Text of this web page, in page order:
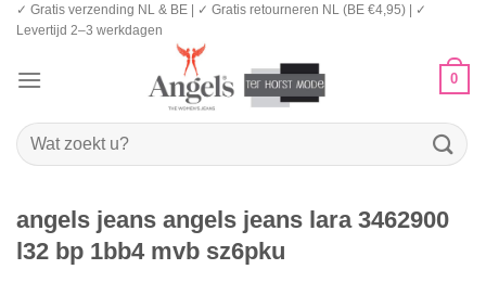
Ga
naar
✓ Gratis verzending NL & BE | ✓ Gratis retourneren NL (BE €4,95) | ✓
Levertijd 2–3 werkdagen
0
Zoeken
naar:
angels jeans angels jeans lara 3462900
l32 bp 1bb4 mvb sz6pku